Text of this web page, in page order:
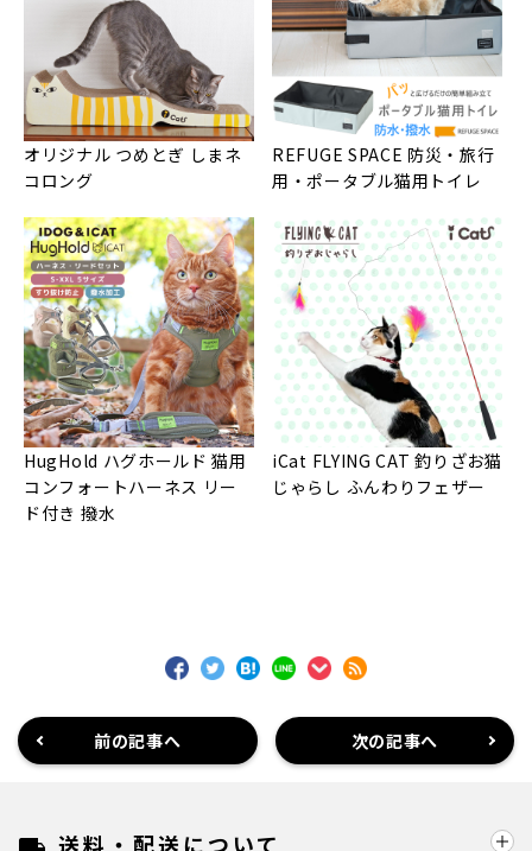
オリジナル つめとぎ しまネ
コロング
REFUGE SPACE 防災・旅行
用・ポータブル猫用トイレ
HugHold ハグホールド 猫用
コンフォートハーネス リー
ド付き 撥水
iCat FLYING CAT 釣りざお猫
じゃらし ふんわりフェザー
前の記事へ 次の記事へ
送料・配送について